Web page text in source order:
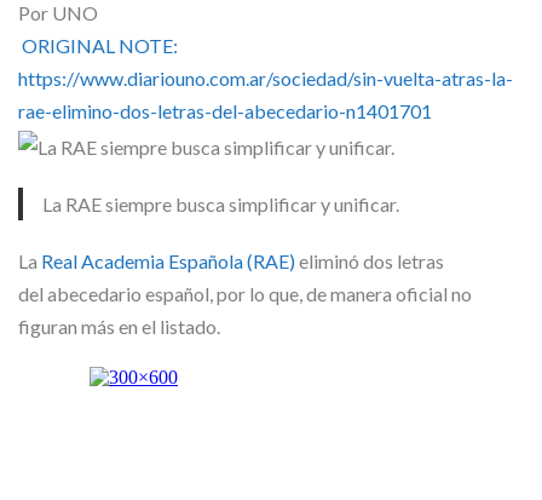
Por UNO
ORIGINAL NOTE:
https://www.diariouno.com.ar/sociedad/sin-vuelta-atras-la-
rae-elimino-dos-letras-del-abecedario-n1401701
La RAE siempre busca simplificar y unificar.
La Real Academia Española (RAE)eliminó dos letras
del abecedario español, por lo que, de manera oficial no
figuran más en el listado.